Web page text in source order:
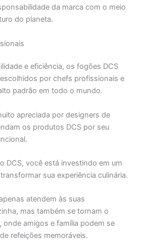
da marca com o meio
do planeta.
e eficiência, os fogões DCS
por chefs profissionais e
padrão em todo o mundo.
apreciada por designers de
os produtos DCS por seu
DCS, você está investindo em um
sua experiência culinária.
atendem às suas
mas também se tornam o
amigos e família podem se
refeições memoráveis.